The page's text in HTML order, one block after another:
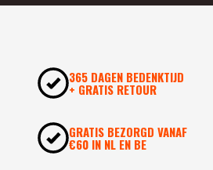
365 DAGEN BEDENKTIJD
+ GRATIS RETOUR
GRATIS BEZORGD VANAF
€60 IN NL EN BE